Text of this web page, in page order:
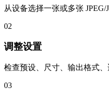
从设备选择一张或多张 JPEG/
02
调整设置
检查预设、尺寸、输出格式、
03